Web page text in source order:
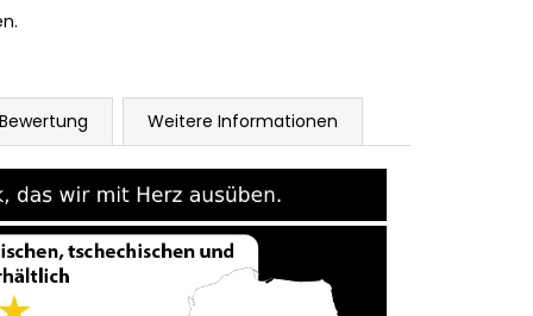
Bewertung Weitere Informationen